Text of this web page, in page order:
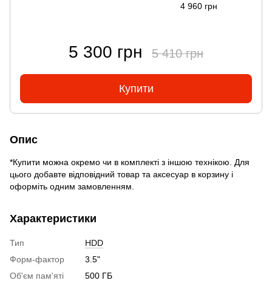
4 960 грн
5 300 грн 5 410 грн
Купити
Опис
*Купити можна окремо чи в комплекті з іншою технікою. Для
цього добавте відповідний товар та аксесуар в корзину і
оформіть одним замовленням.
Характеристики
Тип
HDD
Форм-фактор
3.5"
Об'єм пам'яті
500 ГБ